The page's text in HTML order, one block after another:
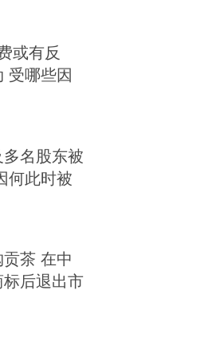
到了更多的关注，我国责任
年1 月-7 月的环境指
100.00 稳步上升到7 月的
幅度下降外，每月均呈增长
府、企业和公众对环境保护和
度的共识，
提升。
指数在101.55 和97.23 间小
明显的增长，至7 月达到
资本市场为了顺应政策导向
来越重视扶贫工作等社会议
或有反
受哪些因
多名股东被
何此时被
茶 在中
后退出市